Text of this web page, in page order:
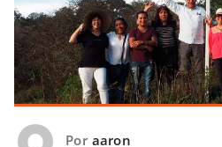
Por aaron